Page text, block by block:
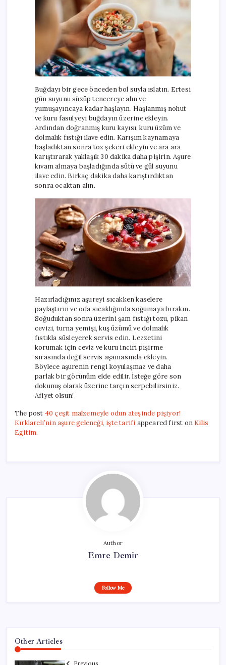
Buğdayı bir gece önceden bol suyla ıslatın. Ertesi
gün suyunu süzüp tencereye alın ve
yumuşayıncaya kadar haşlayın. Haşlanmış nohut
ve kuru fasulyeyi buğdayın üzerine ekleyin.
Ardından doğranmış kuru kayısı, kuru üzüm ve
dolmalık fıstığı ilave edin. Karışım kaynamaya
başladıktan sonra toz şekeri ekleyin ve ara ara
karıştırarak yaklaşık 30 dakika daha pişirin. Aşure
kıvam almaya başladığında sütü ve gül suyunu
ilave edin. Birkaç dakika daha karıştırdıktan
sonra ocaktan alın.
Hazırladığınız aşureyi sıcakken kaselere
paylaştırın ve oda sıcaklığında soğumaya bırakın.
Soğuduktan sonra üzerini şam fıstığı tozu, pikan
cevizi, turna yemişi, kuş üzümü ve dolmalık
fıstıkla süsleyerek servis edin. Lezzetini
korumak için ceviz ve kuru inciri pişirme
sırasında değil servis aşamasında ekleyin.
Böylece aşurenin rengi koyulaşmaz ve daha
parlak bir görünüm elde edilir. İsteğe göre son
dokunuş olarak üzerine tarçın serpebilirsiniz.
Afiyet olsun!
The post 40 çeşit malzemeyle odun ateşinde pişiyor!
Kırklareli’nin aşure geleneği, işte tarifi appeared first on Kilis
Egitim.
Author
Emre Demir
Follow Me
Other Articles